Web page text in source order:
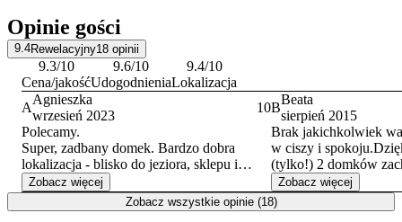
odwiedzić lokalnyamfiteatr
Miłości. W pobliżu działa również przystań żeglarska, co stwarza
dodatkowe możliwości rekreacji.
Opinie gości
9.4Rewelacyjny18 opinii
9.3/10
Cena/jakość
9.6/10
Udogodnienia
9.4/10
Lokalizacja
A
Agnieszka
wrzesień 2023
10
Polecamy.
Super, zadbany domek. Bardzo dobra
lokalizacja - blisko do jeziora, sklepu i
obsługi gastronomicznej (smacznej). Duży
ogrodzony i fajnie urządzony plac zabaw.
Grill przy każdym domku. Dobrze
Zobacz więcej
B
Beata
sierpień 2015
Brak jakichkolwiek
w ciszy i
(tylko!) 2 domków
prywatność. Piękna,
Fajny teren na
dla dzieci. Domek
Zobacz więcej
Zobacz wszystkie opinie (18)